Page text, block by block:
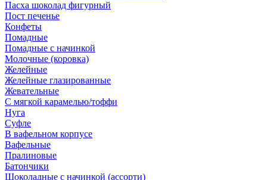
Пасха шоколад фигурный
Пост печенье
Конфеты
Помадные
Помадные с начинкой
Молочные (коровка)
Желейные
Желейные глазированные
Жевательные
С мягкой карамелью/тоффи
Нуга
Суфле
В вафельном корпусе
Вафельные
Пралиновые
Батончики
Шоколадные с начинкой (ассорти)